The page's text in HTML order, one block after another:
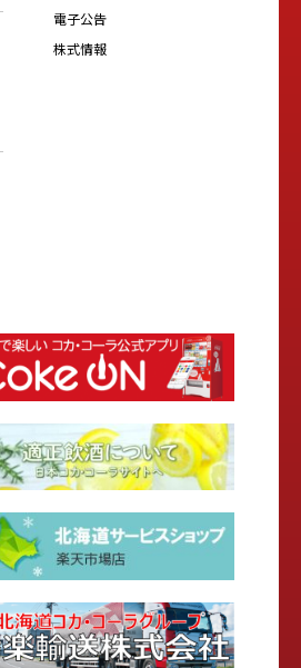
電子公告
株式情報